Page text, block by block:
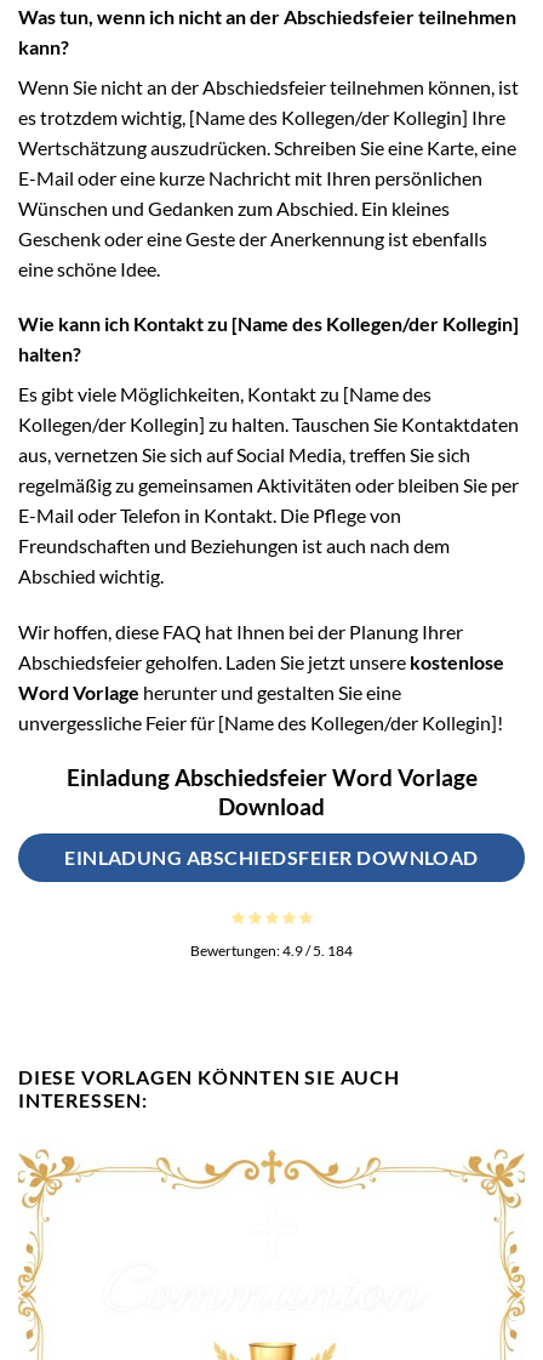
Was tun, wenn ich nicht an der Abschiedsfeier teilnehmen
kann?
Wenn Sie nicht an der Abschiedsfeier teilnehmen können, ist
es trotzdem wichtig, [Name des Kollegen/der Kollegin] Ihre
Wertschätzung auszudrücken. Schreiben Sie eine Karte, eine
E-Mail oder eine kurze Nachricht mit Ihren persönlichen
Wünschen und Gedanken zum Abschied. Ein kleines
Geschenk oder eine Geste der Anerkennung ist ebenfalls
eine schöne Idee.
Wie kann ich Kontakt zu [Name des Kollegen/der Kollegin]
halten?
Es gibt viele Möglichkeiten, Kontakt zu [Name des
Kollegen/der Kollegin] zu halten. Tauschen Sie Kontaktdaten
aus, vernetzen Sie sich auf Social Media, treffen Sie sich
regelmäßig zu gemeinsamen Aktivitäten oder bleiben Sie per
E-Mail oder Telefon in Kontakt. Die Pflege von
Freundschaften und Beziehungen ist auch nach dem
Abschied wichtig.
Wir hoffen, diese FAQ hat Ihnen bei der Planung Ihrer
Abschiedsfeier geholfen. Laden Sie jetzt unsere kostenlose
Word Vorlage herunter und gestalten Sie eine
unvergessliche Feier für [Name des Kollegen/der Kollegin]!
Einladung Abschiedsfeier Word Vorlage
Download
EINLADUNG ABSCHIEDSFEIER DOWNLOAD
Bewertungen:4.9/ 5. 184
DIESE VORLAGEN KÖNNTEN SIE AUCH
INTERESSEN: